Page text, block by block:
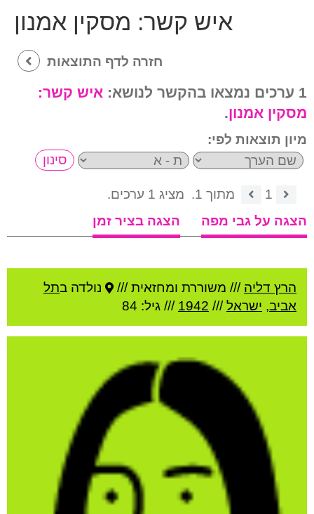
איש קשר: מסקין אמנון
חזרה לדף התוצאות
1 ערכים נמצאו בהקשר לנושא:
איש קשר:
מסקין אמנון.
מיון תוצאות לפי:
1 מתוך 1.
מציג 1 ערכים.
הצגה על גבי מפה
הצגה בציר זמן
הרץ דליה /// משוררת ומחזאית /// נולדה בתל
אביב, ישראל///
1942 /// גיל: 84